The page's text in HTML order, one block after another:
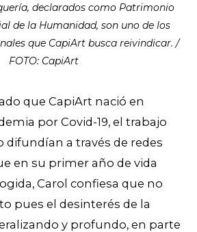
declarados como Patrimonio
de la Humanidad, son uno de los
que CapiArt busca reivindicar. /
FOTO: CapiArt
que CapiArt nació en
por Covid-19, el trabajo
difundían a través de redes
en su primer año de vida
Carol confiesa que no
pues el desinterés de la
y profundo, en parte